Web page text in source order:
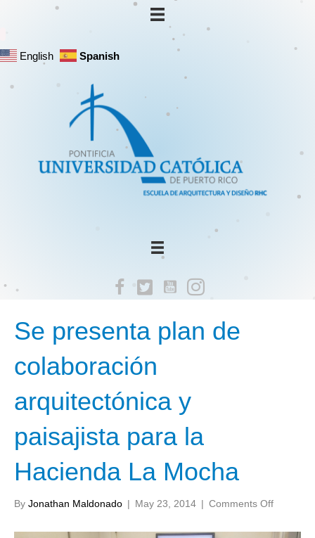
English Spanish
Se presenta plan de
colaboración
arquitectónica y
paisajista para la
Hacienda La Mocha
By Jonathan Maldonado | May 23, 2014 | Comments Offon
presenta